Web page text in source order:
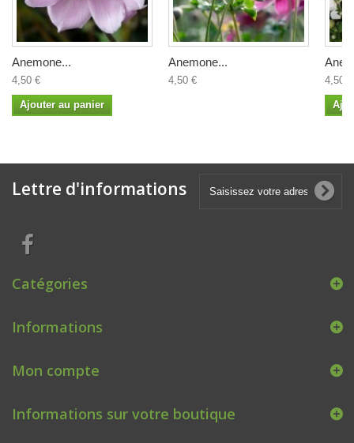
Anemone...
4,50 €
Ajouter au panier
Anemone...
4,50 € 4,50 €
Lettre d'informations
Catégories
Informations
Mon compte
Informations sur votre boutique